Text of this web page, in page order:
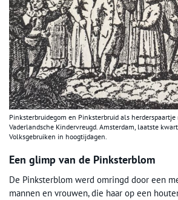
Pinksterbruidegom en Pinksterbruid als
Vaderlandsche Kindervreugd. Amsterdam, laatste
Volksgebruiken in hoogtijdagen.
Een glimp van de Pinksterblom
De Pinksterblom werd omringd door een
mannen en vrouwen, die haar op een